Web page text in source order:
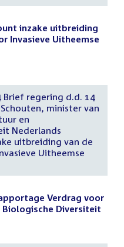
inzake uitbreiding
Invasieve Uitheemse
Brief regering d.d. 14
Schouten, minister van
en
Nederlands
uitbreiding van de
Uitheemse
Verdrag voor
Biologische Diversiteit